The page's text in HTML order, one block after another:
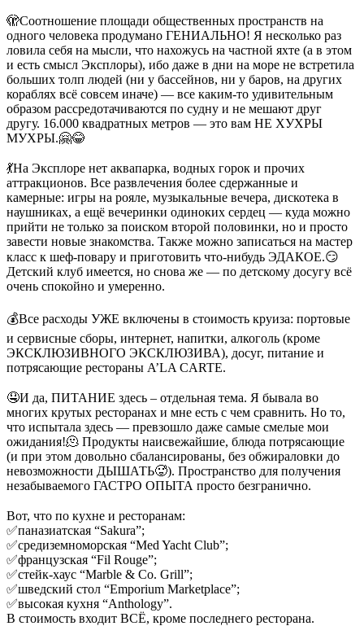
🫣Соотношение площади общественных пространств на
одного человека продумано ГЕНИАЛЬНО! Я несколько раз
ловила себя на мысли, что нахожусь на частной яхте (а в этом
и есть смысл Эксплоры), ибо даже в дни на море не встретила
больших толп людей (ни у бассейнов, ни у баров, на других
кораблях всё совсем иначе) — все каким-то удивительным
образом рассредотачиваются по судну и не мешают друг
другу. 16.000 квадратных метров — это вам НЕ ХУХРЫ
МУХРЫ.🤗😂
💃На Эксплоре нет аквапарка, водных горок и прочих
аттракционов. Все развлечения более сдержанные и
камерные: игры на рояле, музыкальные вечера, дискотека в
наушниках, а ещё вечеринки одиноких сердец — куда можно
прийти не только за поиском второй половинки, но и просто
завести новые знакомства. Также можно записаться на мастер
класс к шеф-повару и приготовить что-нибудь ЭДАКОЕ.😏
Детский клуб имеется, но снова же — по детскому досугу всё
очень спокойно и умеренно.
💰Все расходы УЖЕ включены в стоимость круиза: портовые
и сервисные сборы, интернет, напитки, алкоголь (кроме
ЭКСКЛЮЗИВНОГО ЭКСКЛЮЗИВА), досуг, питание и
потрясающие рестораны A’LA CARTE.
🤤И да, ПИТАНИЕ здесь – отдельная тема. Я бывала во
многих крутых ресторанах и мне есть с чем сравнить. Но то,
что испытала здесь — превзошло даже самые смелые мои
ожидания!🫠 Продукты наисвежайшие, блюда потрясающие
(и при этом довольно сбалансированы, без обжираловки до
невозможности ДЫШАТЬ🥵). Пространство для получения
незабываемого ГАСТРО ОПЫТА просто безгранично.
Вот, что по кухне и ресторанам:
✅паназиатская “Sakura”;
✅средиземноморская “Med Yacht Club”;
✅французская “Fil Rouge”;
✅стейк-хаус “Marble & Co. Grill”;
✅шведский стол “Еmporium Marketplace”;
✅высокая кухня “Anthology”.
В стоимость входит ВСЁ, кроме последнего ресторана.